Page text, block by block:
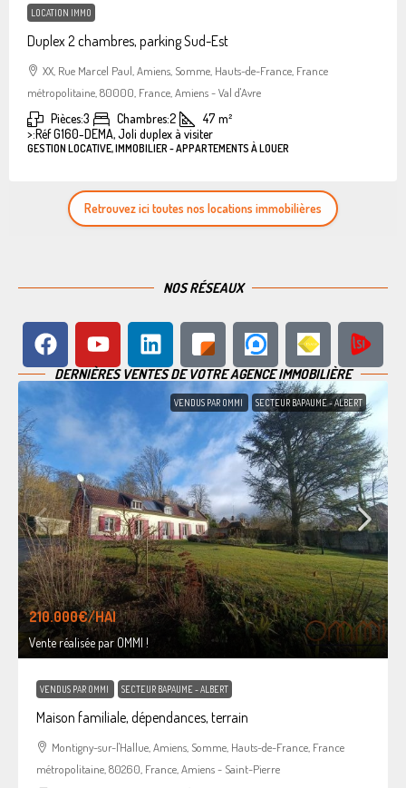
LOCATION IMMO
Duplex 2 chambres, parking Sud-Est
XX, Rue Marcel Paul, Amiens, Somme, Hauts-de-France, France
métropolitaine, 80000, France, Amiens - Val d'Avre
Pièces:3 Chambres:2 47 m²
>:Réf G160-DEMA, Joli duplex à visiter
GESTION LOCATIVE, IMMOBILIER - APPARTEMENTS À LOUER
Retrouvez ici toutes nos locations immobilières
NOS RÉSEAUX
DERNIÈRES VENTES DE VOTRE AGENCE IMMOBILIÈRE
VENDUS PAR OMMI SECTEUR BAPAUME - ALBERT
210.000€/HAI
Vente réalisée par OMMI !
VENDUS PAR OMMI SECTEUR BAPAUME - ALBERT
Maison familiale, dépendances, terrain
Montigny-sur-l'Hallue, Amiens, Somme, Hauts-de-France, France
métropolitaine, 80260, France, Amiens - Saint-Pierre